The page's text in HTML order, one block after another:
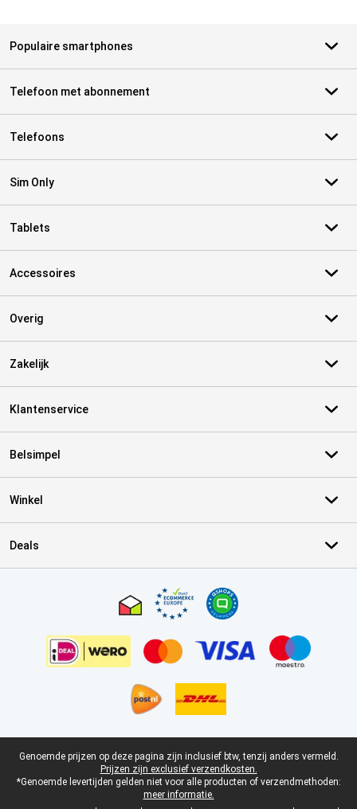
Populaire smartphones
Telefoon met abonnement
Telefoons
Sim Only
Tablets
Accessoires
Overig
Zakelijk
Klantenservice
Belsimpel
Winkel
Deals
Juridische voettekst
Genoemde prijzen op deze pagina zijn inclusief btw, tenzij anders vermeld.
Prijzen zijn exclusief verzendkosten.
*Genoemde levertijden gelden niet voor alle producten of verzendmethoden:
meer informatie.